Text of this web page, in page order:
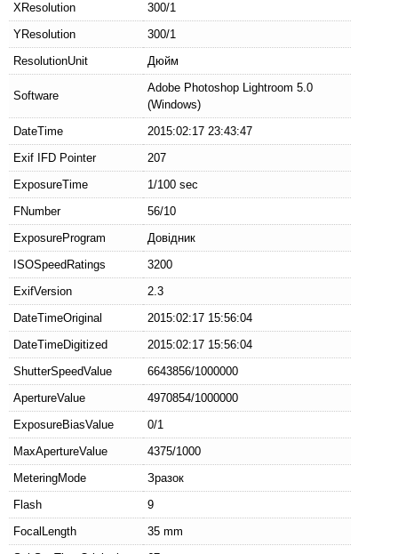
XResolution
300/1
YResolution
300/1
ResolutionUnit
Дюйм
Software
Adobe Photoshop Lightroom 5.0
(Windows)
DateTime
2015:02:17 23:43:47
Exif IFD Pointer
207
ExposureTime
1/100 sec
FNumber
56/10
ExposureProgram
Довідник
ISOSpeedRatings
3200
ExifVersion
2.3
DateTimeOriginal
2015:02:17 15:56:04
DateTimeDigitized
2015:02:17 15:56:04
ShutterSpeedValue
6643856/1000000
ApertureValue
4970854/1000000
ExposureBiasValue
0/1
MaxApertureValue
4375/1000
MeteringMode
Зразок
Flash
9
FocalLength
35 mm